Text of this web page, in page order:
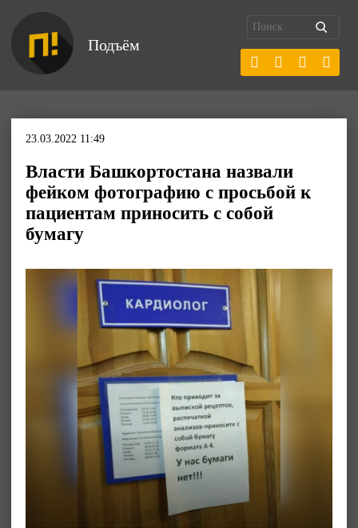
Подъём
23.03.2022 11:49
Власти Башкортостана назвали
фейком фотографию с просьбой к
пациентам приносить с собой
бумагу